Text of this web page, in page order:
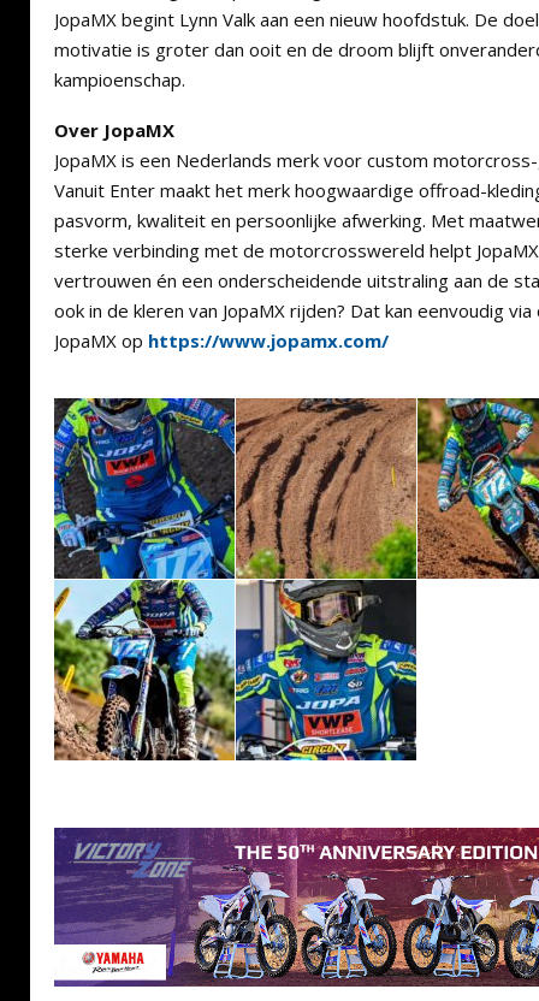
JopaMX begint Lynn Valk aan een nieuw hoofdstuk. De
motivatie is groter dan ooit en de droom blijft
kampioenschap.
Over JopaMX
JopaMX is een Nederlands merk voor custom
Vanuit Enter maakt het merk hoogwaardige offroad-
pasvorm, kwaliteit en persoonlijke afwerking. Met
sterke verbinding met de motorcrosswereld helpt
vertrouwen én een onderscheidende uitstraling aan de
ook in de kleren van JopaMX rijden? Dat kan eenvoudig
JopaMX op https://www.jopamx.com/